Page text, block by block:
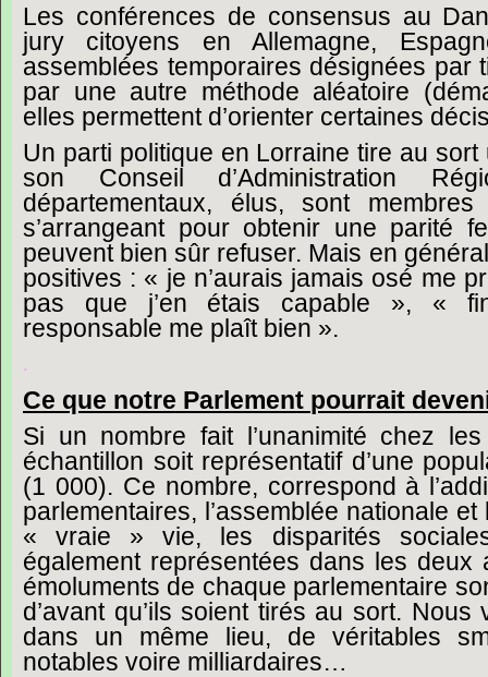
Les conférences de consensus au
jury
citoyens en Allemagne,
assemblées temporaires désignées par
par une autre méthode aléatoire
elles permettent d’orienter certaines
Un parti politique en Lorraine tire au sort
son
Conseil d’Administration
départementaux,
élus, sont
membres
s’arrangeant pour obtenir une parité
peuvent bien sûr refuser. Mais en
positives : « je n’aurais jamais osé me
pas
que j’en étais capable »,
«
responsable me plaît bien ».
.
Ce que notre Parlement pourrait
Si un nombre fait l’unanimité chez les
échantillon soit représentatif d’une
(1 000). Ce nombre, correspond à
parlementaires, l’assemblée nationale et
« vraie »
vie, les disparités
également représentées dans les deux
émoluments de chaque parlementaire
d’avant qu’ils soient tirés au sort. Nous
dans
un même lieu, de véritables
notables voire milliardaires…